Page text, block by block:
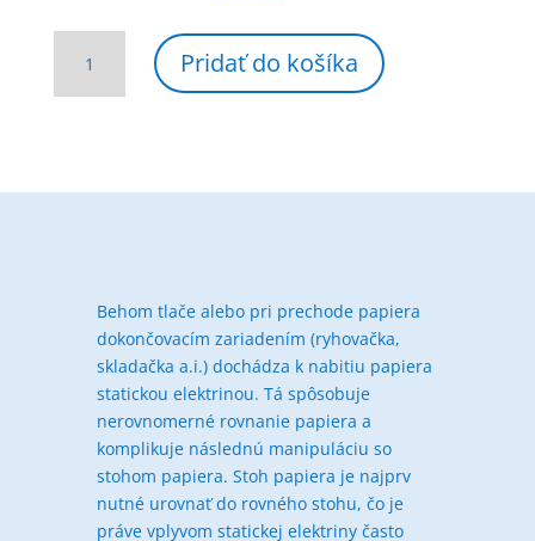
CYKLOS
JOGGA
Pridať do košíka
Behom tlače alebo pri prechode papiera
dokončovacím zariadením (ryhovačka,
skladačka a.i.) dochádza k nabitiu papiera
statickou elektrinou. Tá spôsobuje
nerovnomerné rovnanie papiera a
komplikuje následnú manipuláciu so
stohom papiera. Stoh papiera je najprv
nutné urovnať do rovného stohu, čo je
práve vplyvom statickej elektriny často